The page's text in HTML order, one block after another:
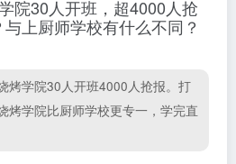
院30人开班，超4000人抢
上厨师学校有什么不同？
烤学院30人开班4000人抢报。打
烤学院比厨师学校更专一，学完直